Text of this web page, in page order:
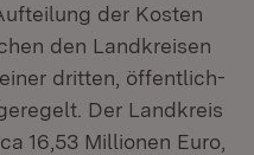
der Kosten
den Landkreisen
dritten, öffentlich-
Der Landkreis
16,53 Millionen Euro,